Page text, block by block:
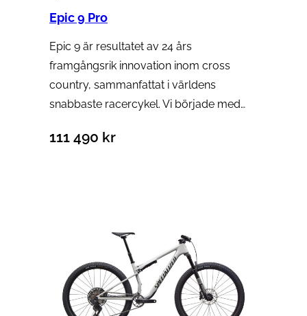
Epic 9 Pro
Epic 9 är resultatet av 24 års
framgångsrik innovation inom cross
country, sammanfattat i världens
snabbaste racercykel. Vi började med…
111 490 kr